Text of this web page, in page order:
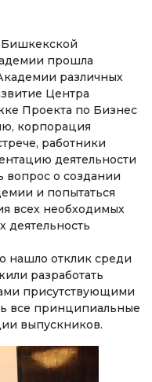
Бишкекской
прошла
различных
Центра
Проекта по Бизнес
корпорация
работники
деятельности
вопрос о создании
и попытаться
всех необходимых
деятельность
нашло отклик среди
разработать
присутствующими
все принципиальные
выпускников.